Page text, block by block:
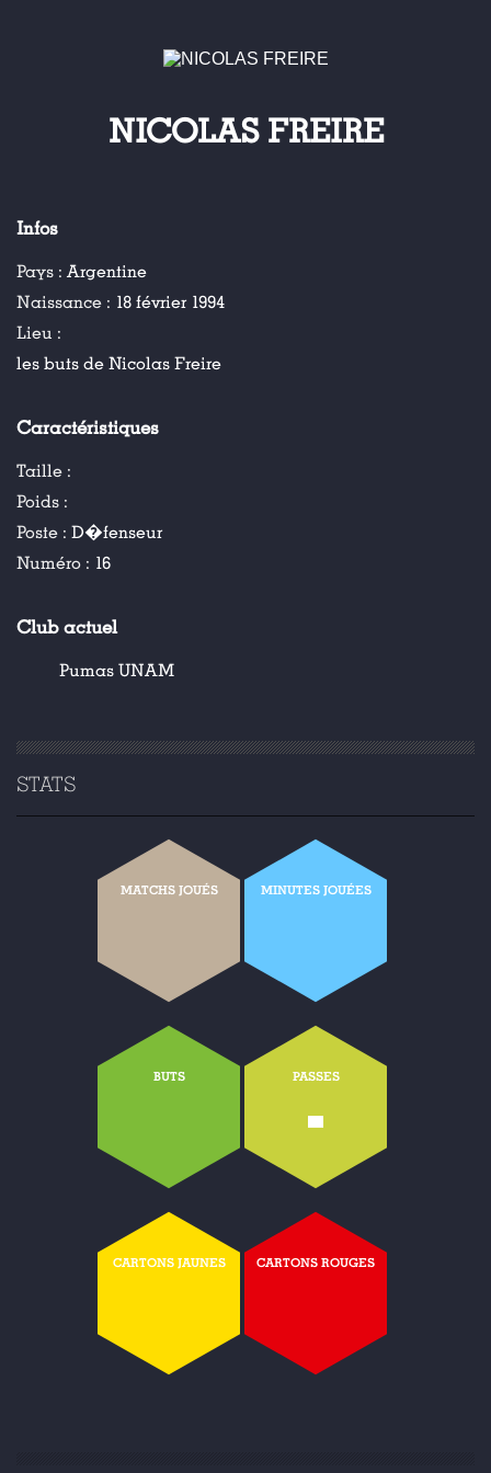
NICOLAS FREIRE
Infos
Pays : Argentine
Naissance : 18 février 1994
Lieu :
les buts de Nicolas Freire
Caractéristiques
Taille :
Poids :
Poste : D�fenseur
Numéro : 16
Club actuel
Pumas UNAM
STATS
MATCHS JOUÉS MINUTES JOUÉES
BUTS PASSES
-
CARTONS JAUNES CARTONS ROUGES